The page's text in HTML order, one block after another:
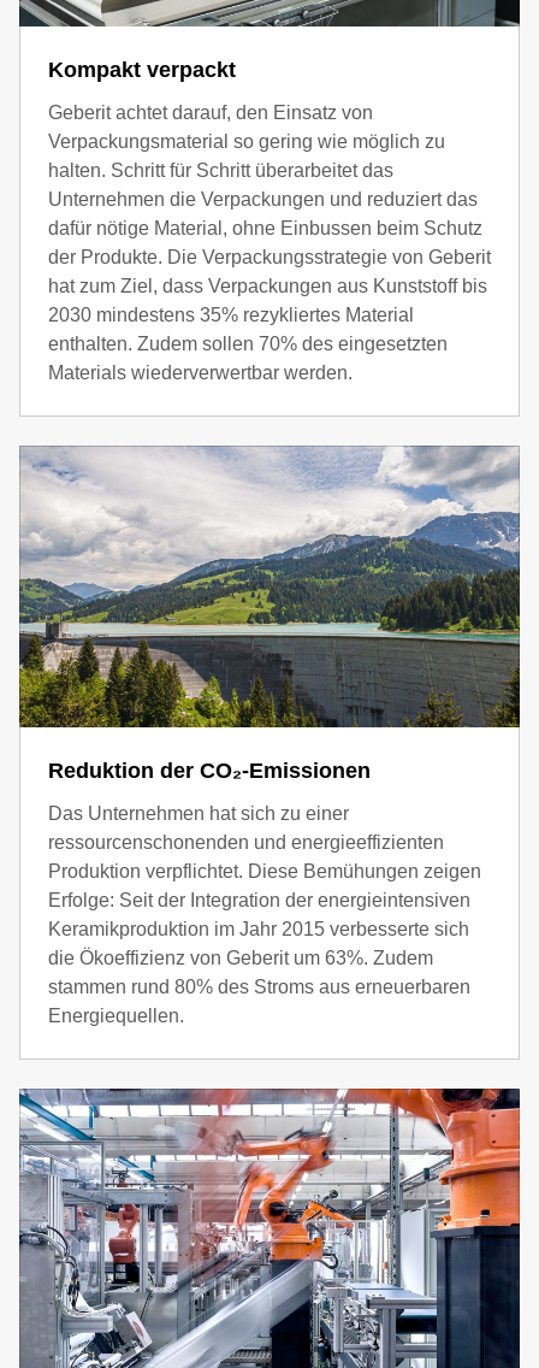
Kompakt verpackt
Geberit achtet darauf, den Einsatz von
Verpackungsmaterial so gering wie möglich zu
halten. Schritt für Schritt überarbeitet das
Unternehmen die Verpackungen und reduziert das
dafür nötige Material, ohne Einbussen beim Schutz
der Produkte. Die Verpackungsstrategie von Geberit
hat zum Ziel, dass Verpackungen aus Kunststoff bis
2030 mindestens 35% rezykliertes Material
enthalten. Zudem sollen 70% des eingesetzten
Materials wiederverwertbar werden.
Reduktion der CO₂-Emissionen
Das Unternehmen hat sich zu einer
ressourcenschonenden und energieeffizienten
Produktion verpflichtet. Diese Bemühungen zeigen
Erfolge: Seit der Integration der energieintensiven
Keramikproduktion im Jahr 2015 verbesserte sich
die Ökoeffizienz von Geberit um 63%. Zudem
stammen rund 80% des Stroms aus erneuerbaren
Energiequellen.